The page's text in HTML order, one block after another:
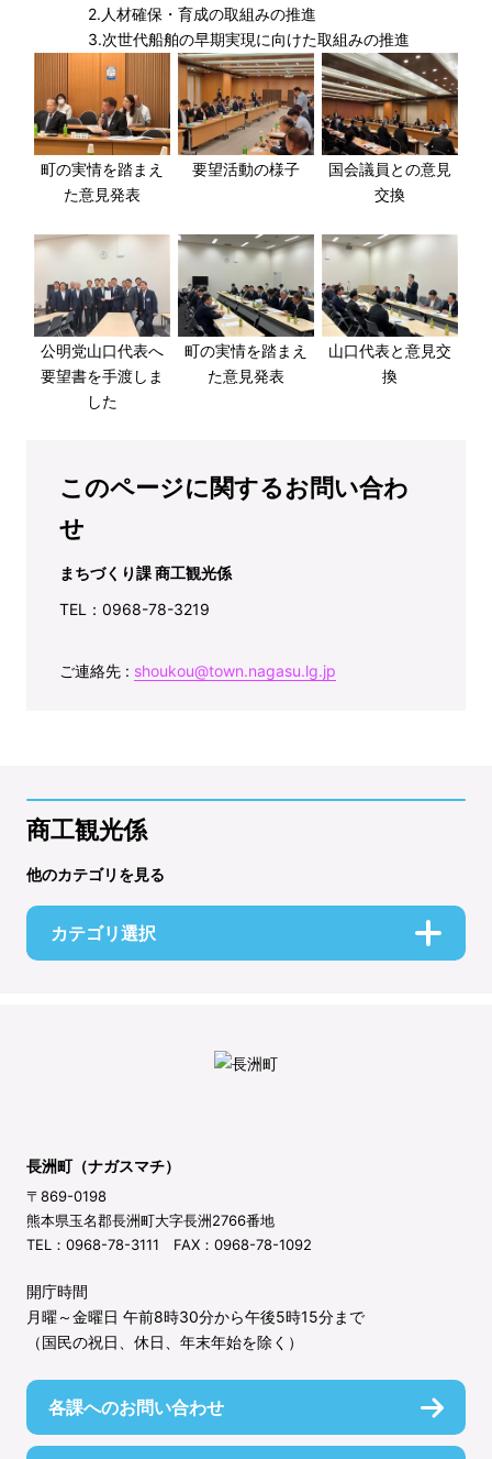
2.人材確保・育成の取組みの推進
3.次世代船舶の早期実現に向けた取組みの推進
町の実情を踏まえ
た意見発表
要望活動の様子
国会議員との意見
交換
公明党山口代表へ
要望書を手渡しま
した
町の実情を踏まえ
た意見発表
山口代表と意見交
換
このページに関するお問い合わ
せ
まちづくり課 商工観光係
TEL：0968-78-3219
ご連絡先 : shoukou@town.nagasu.lg.jp
商工観光係
他のカテゴリを見る
カテゴリ選択
長洲町（ナガスマチ）
〒869-0198
熊本県玉名郡長洲町大字長洲2766番地
TEL：0968-78-3111 FAX：0968-78-1092
開庁時間
月曜～金曜日 午前8時30分から午後5時15分まで
（国民の祝日、休日、年末年始を除く）
各課へのお問い合わせ